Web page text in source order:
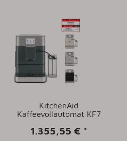
KitchenAid
Kaffeevollautomat KF7
1.355,55 € *